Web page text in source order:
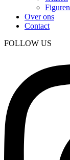
Figuren
Over ons
Contact
FOLLOW US